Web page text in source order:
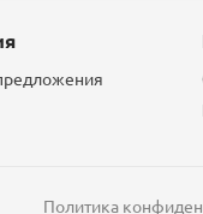
Политика